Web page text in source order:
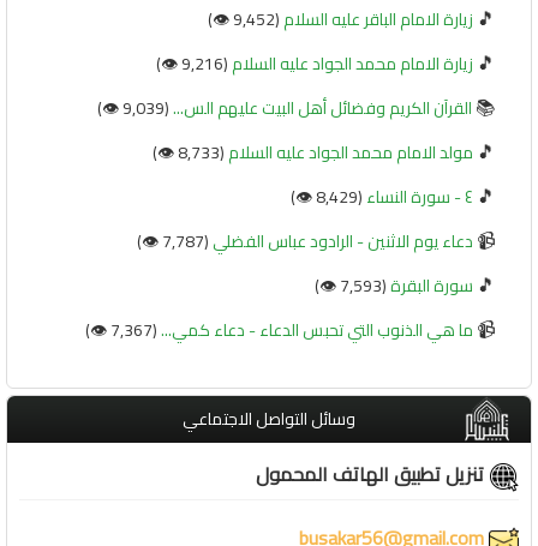
🎵 زيارة الامام الباقر عليه السلام(9,452 👁️)
🎵 زيارة الامام محمد الجواد عليه السلام(9,216 👁️)
📚القرآن الكريم وفضائل أهل البيت عليهم الس...(9,039 👁️)
🎵 مولد الامام محمد الجواد عليه السلام(8,733 👁️)
🎵 ٤ - سورة النساء (8,429 👁️)
📹دعاء يوم الاثنين - الرادود عباس الفضلي(7,787 👁️)
🎵 سورة البقرة(7,593 👁️)
📹ما هي الذنوب التي تحبس الدعاء - دعاء كمي...(7,367 👁️)
وسائل التواصل الاجتماعي
تنزيل تطبيق الهاتف المحمول